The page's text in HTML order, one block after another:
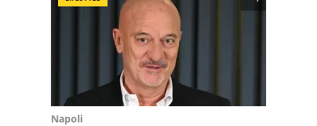
Napoli